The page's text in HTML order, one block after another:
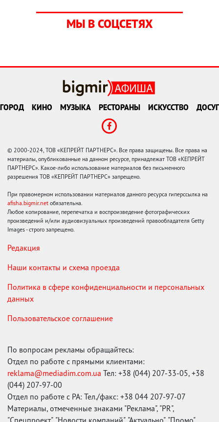
МЫ В СОЦСЕТЯХ
ГОРОД КИНО МУЗЫКА РЕСТОРАНЫ ИСКУССТВО ДОСУГ
© 2000-2024, ТОВ «КЕПРЕЙТ ПАРТНЕРС». Все права защищены. Все права на
материалы, опубликованные на данном ресурсе, принадлежат ТОВ «КЕПРЕЙТ
ПАРТНЕРС». Какое-либо использование материалов без письменного
разрешения ТОВ «КЕПРЕЙТ ПАРТНЕРС» запрещено.
При правомерном использовании материалов данного ресурса гиперссылка на
afisha.bigmir.net обязательна.
Любое копирование, перепечатка и воспроизведение фотографических
произведений и/или аудиовизуальных произведений правообладателя Getty
Images - строго запрещено.
Редакция
Наши контакты и схема проезда
Политика в сфере конфиденциальности и персональных
данных
Пользовательское соглашение
По вопросам рекламы обращайтесь:
Отдел по работе с прямыми клиентами:
reklama@mediadim.com.ua Тел: +38 (044) 207-33-05, +38
(044) 207-97-00
Отдел по работе с РА: Тел./факс: +38 044 207-97-07
Материалы, отмеченные знаками "Реклама", "PR",
"Спецпроект", "Новости компаний", "Актуально", "Промо",